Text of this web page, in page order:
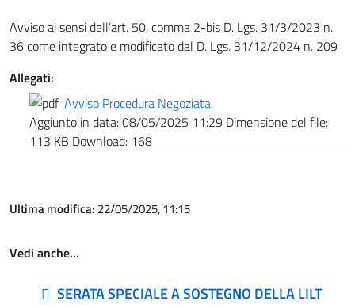
Avviso ai sensi dell’art. 50, comma 2-bis D. Lgs. 31/3/2023 n.
36 come integrato e modificato dal D. Lgs. 31/12/2024 n. 209
Allegati:
Avviso Procedura Negoziata
Aggiunto in data:08/05/2025 11:29 Dimensione del file:
113 KB Download: 168
Ultima modifica: 22/05/2025, 11:15
Vedi anche…
SERATA SPECIALE A SOSTEGNO DELLA LILT